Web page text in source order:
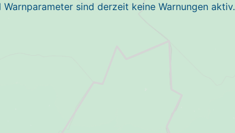
sind derzeit keine Warnungen aktiv.